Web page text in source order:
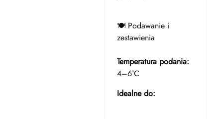
🍽️ Podawanie i
zestawienia
Temperatura podania:
4–6°C
Idealne do: